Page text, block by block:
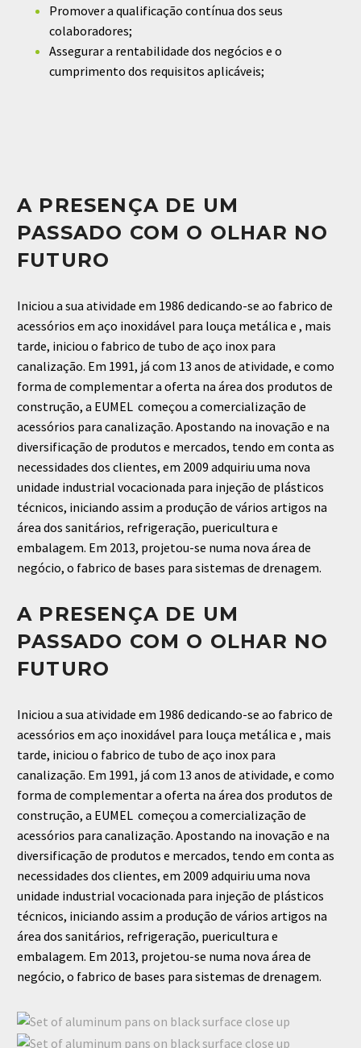
Promover a qualificação contínua dos seus
colaboradores;
Assegurar a rentabilidade dos negócios e o
cumprimento dos requisitos aplicáveis;
A PRESENÇA DE UM
PASSADO COM O OLHAR NO
FUTURO
Iniciou a sua atividade em 1986 dedicando-se ao fabrico de
acessórios em aço inoxidável para louça metálica e , mais
tarde, iniciou o fabrico de tubo de aço inox para
canalização. Em 1991, já com 13 anos de atividade, e como
forma de complementar a oferta na área dos produtos de
construção, a EUMEL começou a comercialização de
acessórios para canalização. Apostando na inovação e na
diversificação de produtos e mercados, tendo em conta as
necessidades dos clientes, em 2009 adquiriu uma nova
unidade industrial vocacionada para injeção de plásticos
técnicos, iniciando assim a produção de vários artigos na
área dos sanitários, refrigeração, puericultura e
embalagem. Em 2013, projetou-se numa nova área de
negócio, o fabrico de bases para sistemas de drenagem.
A PRESENÇA DE UM
PASSADO COM O OLHAR NO
FUTURO
Iniciou a sua atividade em 1986 dedicando-se ao fabrico de
acessórios em aço inoxidável para louça metálica e , mais
tarde, iniciou o fabrico de tubo de aço inox para
canalização. Em 1991, já com 13 anos de atividade, e como
forma de complementar a oferta na área dos produtos de
construção, a EUMEL começou a comercialização de
acessórios para canalização. Apostando na inovação e na
diversificação de produtos e mercados, tendo em conta as
necessidades dos clientes, em 2009 adquiriu uma nova
unidade industrial vocacionada para injeção de plásticos
técnicos, iniciando assim a produção de vários artigos na
área dos sanitários, refrigeração, puericultura e
embalagem. Em 2013, projetou-se numa nova área de
negócio, o fabrico de bases para sistemas de drenagem.